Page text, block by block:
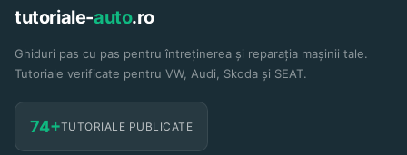
tutoriale-auto.ro
Ghiduri pas cu pas pentru întreținerea și reparația mașinii tale.
Tutoriale verificate pentru VW, Audi, Skoda și SEAT.
74+TUTORIALE PUBLICATE